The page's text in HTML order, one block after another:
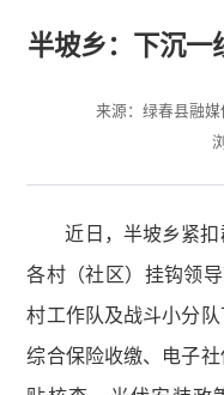
半坡乡：下沉一
来源：绿春县融媒
近日，半坡乡紧
各村（社区）挂钩领
村工作队及战斗小分
综合保险收缴、电子